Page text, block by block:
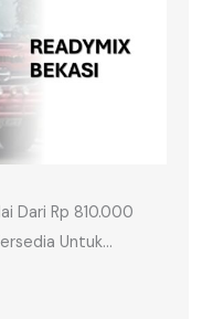
Dari Rp 810.000
Untuk…